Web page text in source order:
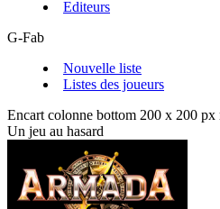
Editeurs
G-Fab
Nouvelle liste
Listes des joueurs
Encart colonne bottom 200 x 200 px
Un jeu au hasard